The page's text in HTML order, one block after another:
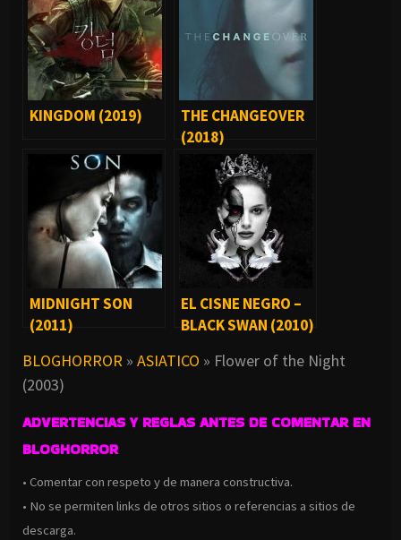
KINGDOM (2019)
THE CHANGEOVER
(2018)
MIDNIGHT SON
(2011)
EL CISNE NEGRO –
BLACK SWAN (2010)
BLOGHORROR » ASIATICO » Flower of the Night
(2003)
ADVERTENCIAS Y REGLAS ANTES DE COMENTAR EN
BLOGHORROR
• Comentar con respeto y de manera constructiva.
• No se permiten links de otros sitios o referencias a sitios de
descarga.